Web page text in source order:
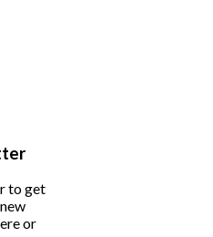
to get
or